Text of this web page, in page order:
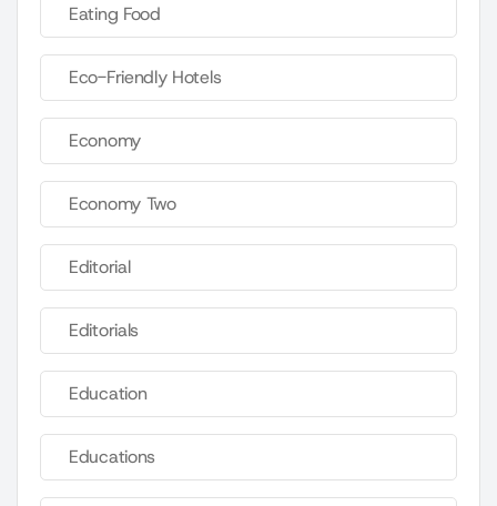
Eating Food
Eco-Friendly Hotels
Economy
Economy Two
Editorial
Editorials
Education
Educations